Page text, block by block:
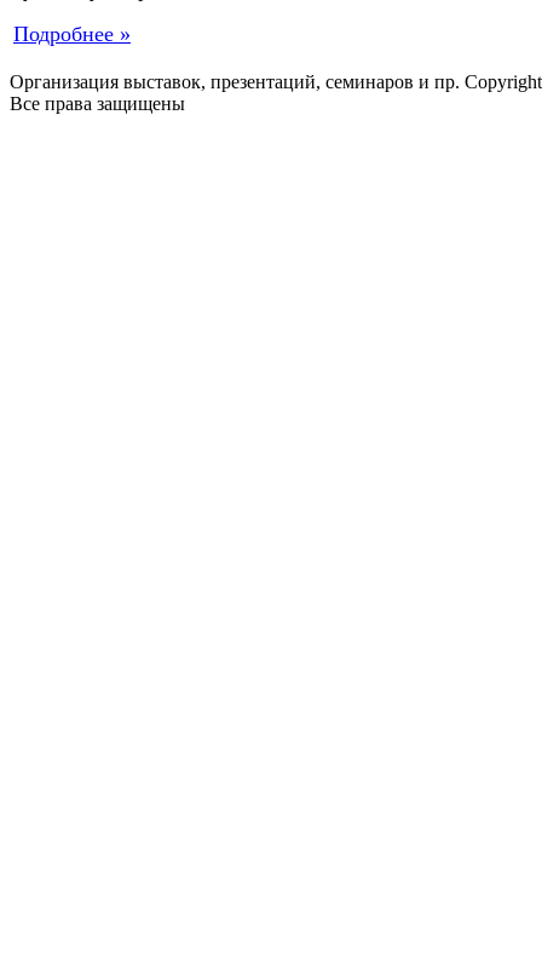
Подробнее »
Организация выставок, презентаций, семинаров и пр.
Все права защищены